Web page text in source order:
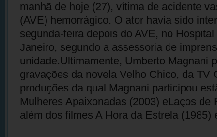
manhã de hoje (27), vítima de acidente
(AVE) hemorrágico. O ator havia sido
segunda-feira depois do AVE, no
Janeiro, segundo a assessoria de
unidade.Ultimamente, Umberto Magnani
gravações da novela Velho Chico, da TV
produções da qual Magnani participou
Mulheres Apaixonadas (2003) eLaços de
além dos filmes A Hora da Estrela (1985)